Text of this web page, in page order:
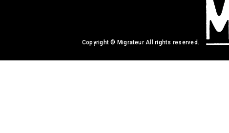
Copyright © Migrateur All rights reserved.